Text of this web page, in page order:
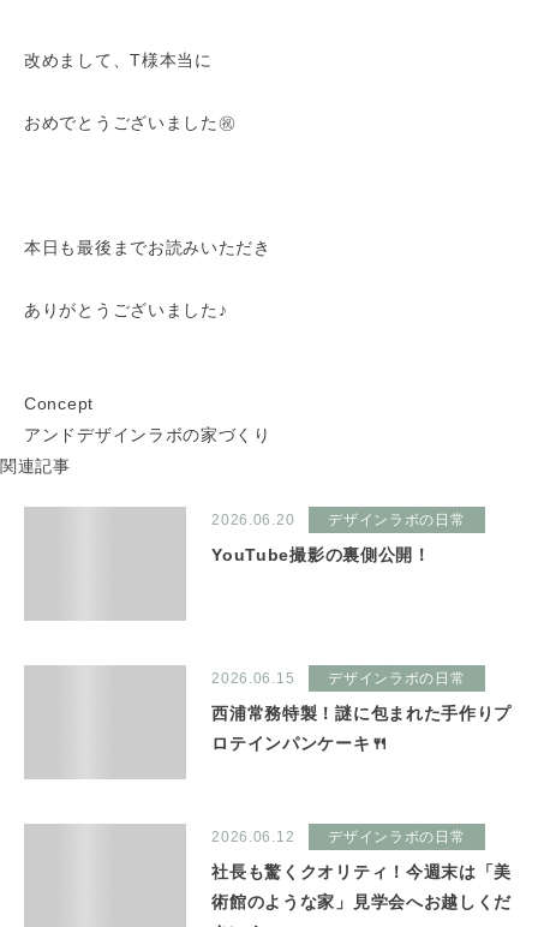
改めまして、T様本当に
おめでとうございました㊗️
本日も最後までお読みいただき
ありがとうございました♪
Concept
アンドデザインラボの家づくり
関連記事
2026.06.20 デザインラボの日常
YouTube撮影の裏側公開！
2026.06.15 デザインラボの日常
西浦常務特製！謎に包まれた手作りプ
ロテインパンケーキ🍴
2026.06.12 デザインラボの日常
社長も驚くクオリティ！今週末は「美
術館のような家」見学会へお越しくだ